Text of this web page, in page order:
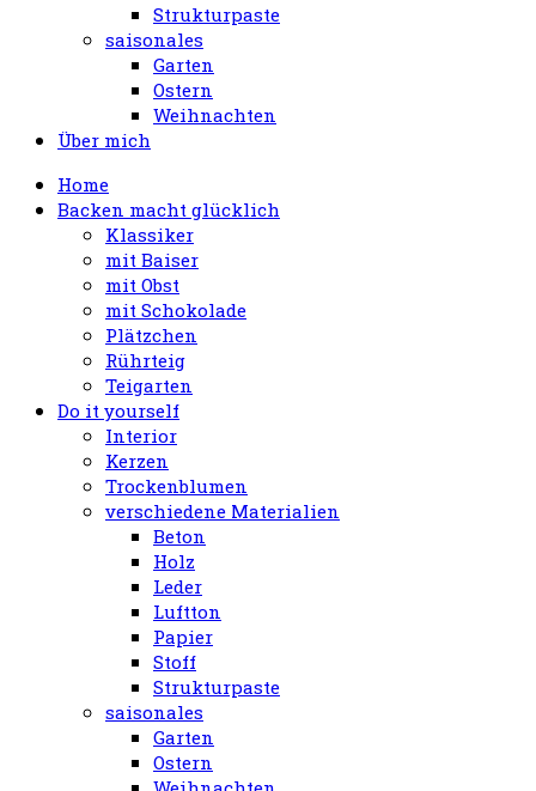
Strukturpaste
saisonales
Garten
Ostern
Weihnachten
Über mich
Home
Backen macht glücklich
Klassiker
mit Baiser
mit Obst
mit Schokolade
Plätzchen
Rührteig
Teigarten
Do it yourself
Interior
Kerzen
Trockenblumen
verschiedene Materialien
Beton
Holz
Leder
Luftton
Papier
Stoff
Strukturpaste
saisonales
Garten
Ostern